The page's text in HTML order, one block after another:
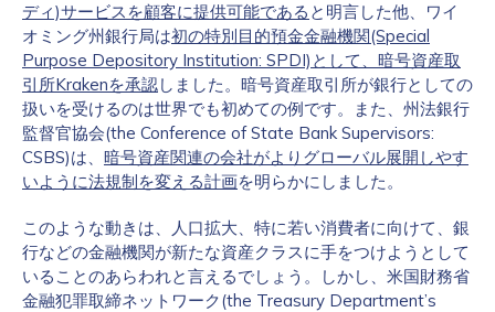
ディ)サービスを顧客に提供可能である と明言した他、ワイ
オミング州銀行局は初の特別目的預金金融機関(Special
Purpose Depository Institution: SPDI)として、暗号資産取
引所Krakenを承認しました。暗号資産取引所が銀行としての
扱いを受けるのは世界でも初めての例です。また、州法銀行
監督官協会(the Conference of State Bank Supervisors:
CSBS)は、 暗号資産関連の会社がよりグローバル展開しやす
いように法規制を変える計画を明らかにしました。
このような動きは、人口拡大、特に若い消費者に向けて、銀
行などの金融機関が新たな資産クラスに手をつけようとして
いることのあらわれと言えるでしょう。しかし、米国財務省
金融犯罪取締ネットワーク(the Treasury Department’s